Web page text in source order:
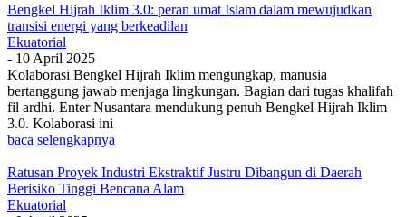
Bengkel Hijrah Iklim 3.0: peran umat Islam dalam mewujudkan
transisi energi yang berkeadilan
Ekuatorial
- 10 April 2025
Kolaborasi Bengkel Hijrah Iklim mengungkap, manusia
bertanggung jawab menjaga lingkungan. Bagian dari tugas khalifah
fil ardhi. Enter Nusantara mendukung penuh Bengkel Hijrah Iklim
3.0. Kolaborasi ini
baca selengkapnya
Ratusan Proyek Industri Ekstraktif Justru Dibangun di Daerah
Berisiko Tinggi Bencana Alam
Ekuatorial